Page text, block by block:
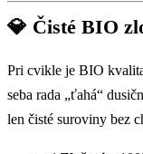
💎 Čisté BIO
Pri cvikle je BIO
seba rada „ťahá“
len čisté suroviny bez